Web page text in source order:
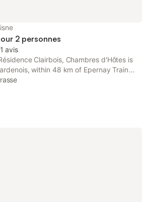
2 personnes
avis
Clairbois, Chambres d'Hôtes is
within 48 km of Epernay Train
check-in and check-out, this property
a picnic area.